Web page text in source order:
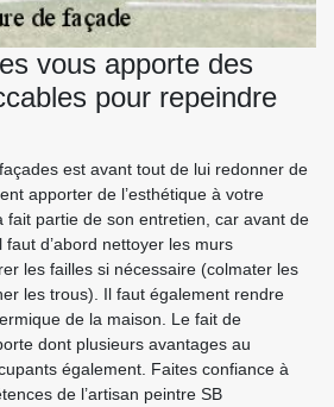
vous apporte des
pour repeindre
est avant tout de lui redonner de
apporter de l’esthétique à votre
fait partie de son entretien, car avant de
d’abord nettoyer les murs
les failles si nécessaire (colmater les
les trous). Il faut également rendre
de la maison. Le fait de
dont plusieurs avantages au
également. Faites confiance à
de l’artisan peintre SB